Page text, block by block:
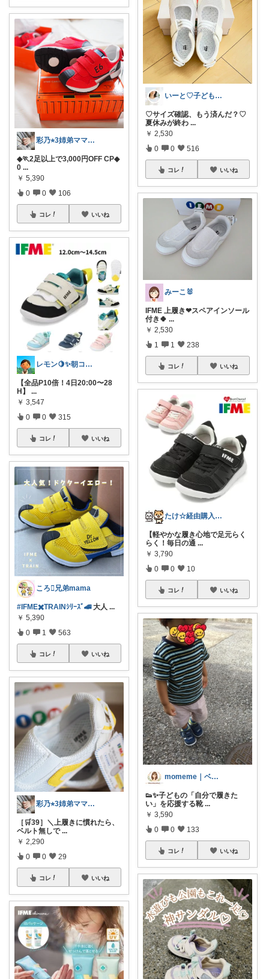
彩乃⭐︎3姉弟ママ💎🏃5♡
◆🏃2足以上で3,000円OFF CP◆
0 ...
￥ 5,390
0 0 106
コレ いいね
レモン🍋✨朝コレ5時
【全品P10倍！4日20:00〜28
H】 ...
￥ 3,547
0 0 315
コレ いいね
ころ🫟兄弟mama
#IFME✖️TRAINｼﾘｰｽﾞ🚄大人 ...
￥ 5,390
0 1 563
コレ いいね
彩乃⭐︎3姉弟ママ💎🏃5♡
［🛒39］＼上履きに慣れたら、
ベルト無しで ...
￥ 2,290
0 0 29
コレ いいね
いーと♡子ども日用品/スイーツギフト/猫
♡サイズ確認、もう済んだ？♡
夏休みが終わ ...
￥ 2,530
0 0 516
コレ いいね
みーこ🐰
IFME 上履き❤スペアインソール
付き🍀 ...
￥ 2,530
1 1 238
コレ いいね
たけ☆経由購入感謝します！ありがとう！☆
【軽やかな履き心地で足元らく
らく！毎日の通 ...
￥ 3,790
0 0 10
コレ いいね
momeme｜ベビー&キッズ専門店
👟✨子どもの「自分で履きた
い」を応援する靴 ...
￥ 3,590
0 0 133
コレ いいね